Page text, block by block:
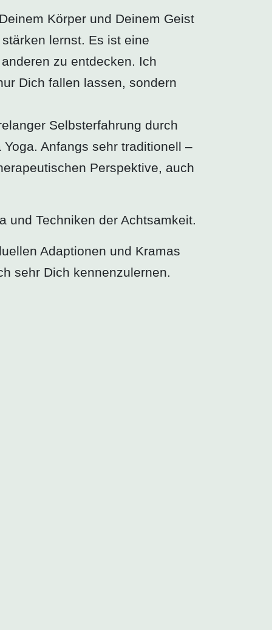
Körper und Deinem Geist
lernst. Es ist eine
zu entdecken. Ich
Dich fallen lassen, sondern
Selbsterfahrung durch
Anfangs sehr traditionell –
Perspektive, auch
und Techniken der Achtsamkeit.
Adaptionen und Kramas
sehr Dich kennenzulernen.